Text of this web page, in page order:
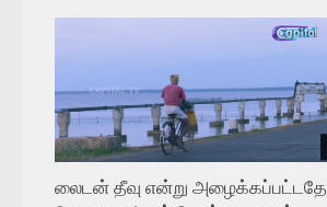
லைடன் தீவு என்று அழைக்கப்பட்டதே